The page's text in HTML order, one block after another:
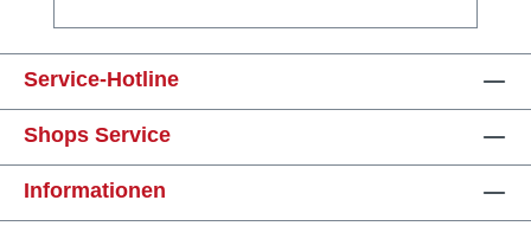
Service-Hotline
Shops Service
Informationen